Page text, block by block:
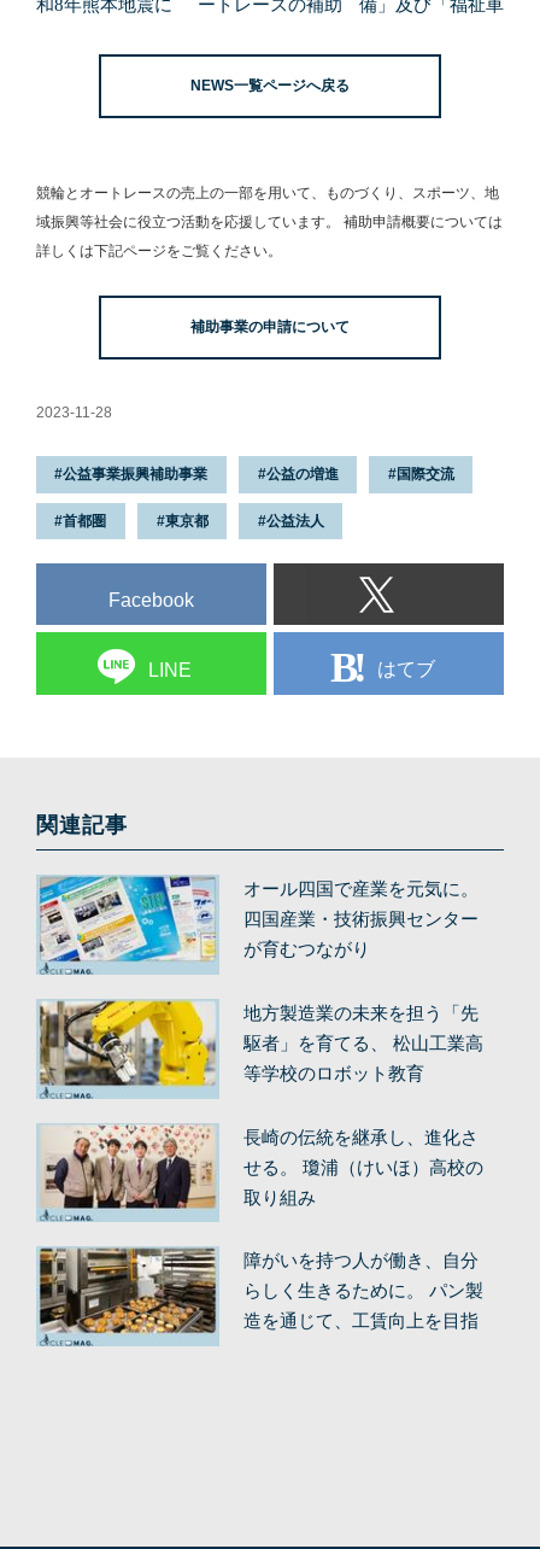
和8年熊本地震に
ートレースの補助
備」及び「福祉車
NEWS一覧ページへ戻る
競輪とオートレースの売上の一部を用いて、
ものづくり、スポーツ、地
域振興等社会に役立つ活動を応援しています。
補助申請概要については
詳しくは下記ページをご覧ください。
補助事業の申請について
2023-11-28
公益事業振興補助事業 公益の増進 国際交流
首都圏 東京都 公益法人
Facebook
LINE はてブ
関連記事
オール四国で産業を元気に。
四国産業・技術振興センター
が育むつながり
地方製造業の未来を担う「先
駆者」を育てる、 松山工業高
等学校のロボット教育
長崎の伝統を継承し、進化さ
せる。 瓊浦（けいほ）高校の
取り組み
障がいを持つ人が働き、自分
らしく生きるために。 パン製
造を通じて、工賃向上を目指